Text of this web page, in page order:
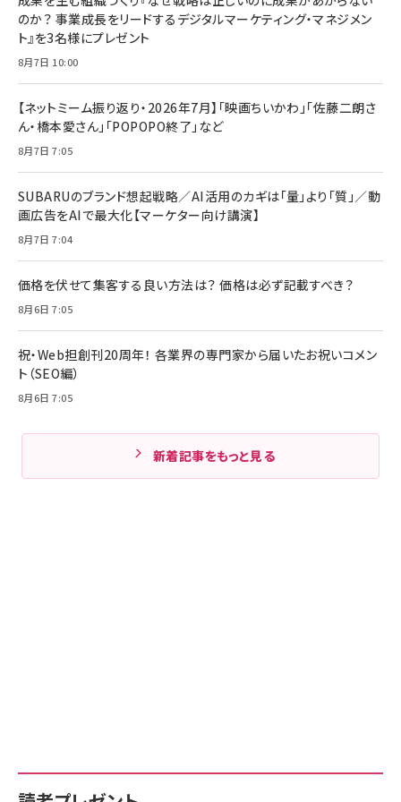
のか？ 事業成長をリードするデジタルマーケティング・マネジメン
ト』を3名様にプレゼント
8月7日 10:00
【ネットミーム振り返り・2026年7月】「映画ちいかわ」「佐藤二朗さ
ん・橋本愛さん」「POPOPO終了」など
8月7日 7:05
SUBARUのブランド想起戦略／AI活用のカギは「量」より「質」／動
画広告をAIで最大化【マーケター向け講演】
8月7日 7:04
価格を伏せて集客する良い方法は？ 価格は必ず記載すべき？
8月6日 7:05
祝・Web担創刊20周年！ 各業界の専門家から届いたお祝いコメン
ト（SEO編）
8月6日 7:05
新着記事をもっと見る